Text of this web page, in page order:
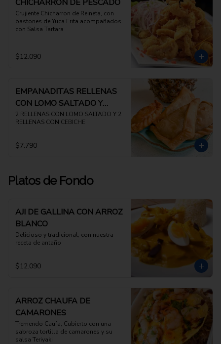
CHICHARRON DE PESCADO
Crujiente Chicharron de Reineta, con
bastones de Yuca Frita acompañados
con Salsa Tartara
$12.090
EMPANADITAS RELLENAS
CON LOMO SALTADO Y
CEBICHE
2 RELLENAS CON LOMO SALTADO Y 2
RELLENAS CON CEBICHE
$7.790
Platos de Fondo
AJI DE GALLINA CON ARROZ
BLANCO
Delicioso y tradicional, con nuestra
receta de antaño
$12.090
ARROZ CHAUFA DE
CAMARONES
Tremendo Caufa, Cubierto con una
sabroza tortilla de camarones y su
salsa Teriyaki